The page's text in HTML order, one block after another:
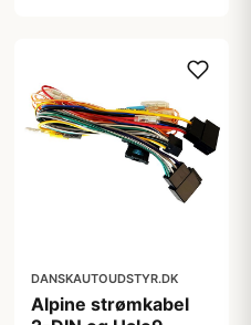
DANSKAUTOUDSTYR.DK
Alpine strømkabel